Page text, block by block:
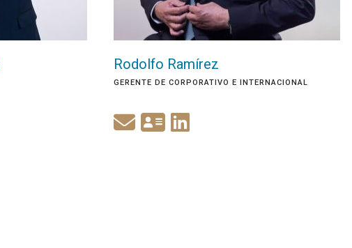
Rodolfo Ramírez
GERENTE DE CORPORATIVO E INTERNACIONAL